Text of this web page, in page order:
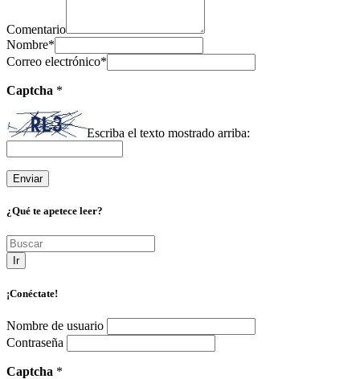
Comentario
Nombre*
Correo electrónico*
Captcha *
Escriba el texto mostrado arriba:
¿Qué te apetece leer?
Ir
¡Conéctate!
Nombre de usuario
Contraseña
Captcha *